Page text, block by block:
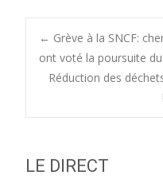
Post
← Grève à la SNCF:
ont voté la poursuite
Réduction des
LE DIRECT